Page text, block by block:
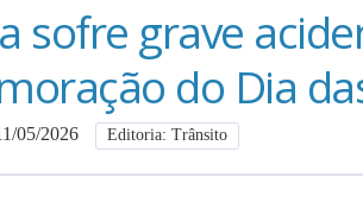
sofre grave
do Dia
05/2026 Editoria: Trânsito